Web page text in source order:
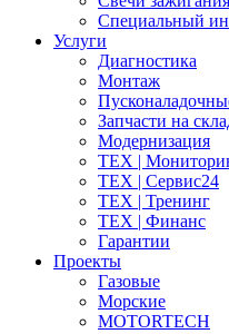
Специальный
Услуги
Диагностика
Монтаж
Запчасти на
Модернизация
ТЕХ |
ТЕХ | Сервис24
ТЕХ | Тренинг
ТЕХ | Финанс
Гарантии
Проекты
Газовые
Морские
MOTORTECH